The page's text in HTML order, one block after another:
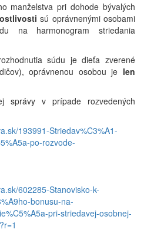
manželstva pri dohode bývalých
sú oprávnenými osobami
na harmonogram striedania
súdu je dieťa zverené
oprávnenou osobou je len
správy v prípade rozvedených
193991-Striedav%C3%A1-
po-rozvode-
602285-Stanovisko-k-
bonusu-na-
pri-striedavej-osobnej-